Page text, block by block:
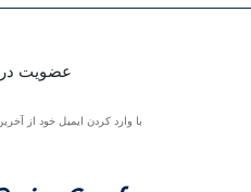
عضویت در
با وارد کردن ایمیل خود از